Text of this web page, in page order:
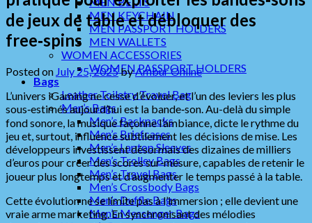
MEN KEYCHAIN
MEN PASSPORT HOLDERS
MEN WALLETS
WOMEN ACCESSORIES
WOMEN PASSPORT HOLDERS
Bags
Leather Toiletry Travel Bag
Men’s Bags
Men’s Backpacks
Men’s Briefcases
Men’s Laptop Sleeves
Men’s Trolley Bags
Men’s Travel Bags
Men’s Crossbody Bags
Men’s Duffle Bags
Men’s Messenger Bags
de jeux de table et débloquer des
free‑spins
Posted on July 25, 2025byAmbur Online
L’univers iGaming ne cesse d’évoluer, et l’un des leviers les plus
sous‑estimés aujourd’hui est la bande‑son. Au-delà du simple
fond sonore, la musique façonne l’ambiance, dicte le rythme du
jeu et, surtout, influence subtilement les décisions de mise. Les
développeurs investissent désormais des dizaines de milliers
d’euros pour créer des scores sur‑mesure, capables de retenir le
joueur plus longtemps et d’augmenter le temps passé à la table.
Cette évolution ne se limite pas à l’immersion ; elle devient une
vraie arme marketing. En synchronisant des mélodies